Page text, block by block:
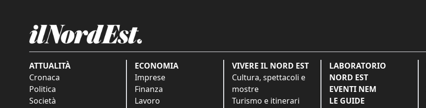
ATTUALITÀ
Cronaca
Politica
Società
ECONOMIA
Imprese
Finanza
Lavoro
VIVERE IL NORD EST
Cultura, spettacoli e
mostre
Turismo e itinerari
LABORATORIO
NORD EST
EVENTI NEM
LE GUIDE